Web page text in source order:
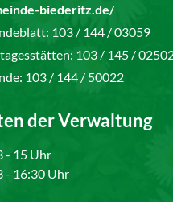
biederitz.de/
103 / 144 / 03059
103 / 145 /
103 / 144 / 50022
der Verwaltung
- 15 Uhr
- 16:30 Uhr